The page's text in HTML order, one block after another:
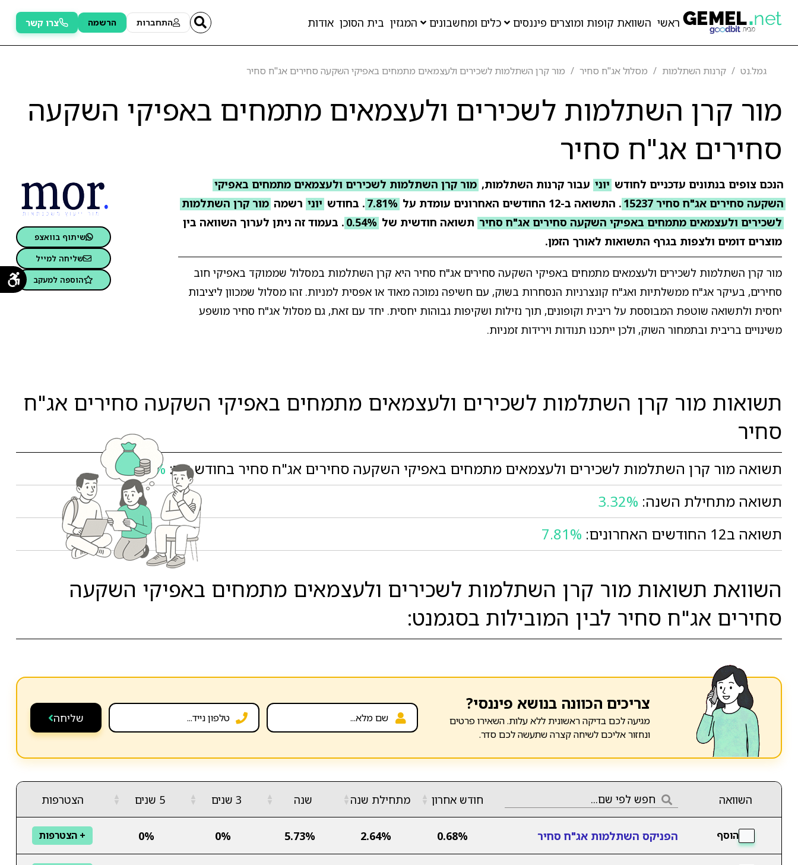
ראשי השוואת קופות ומוצרים פיננסים כלים ומחשבונים המגזין בית הסוכן אודות התחברות הרשמה צרו קשר
גמל.נט קרנות השתלמות מסלול אג"ח סחיר מור קרן השתלמות לשכירים ולעצמאים מתמחים באפיקי השקעה סחירים אג"ח סחיר
מור קרן השתלמות לשכירים ולעצמאים מתמחים באפיקי השקעה
סחירים אג"ח סחיר
הנכם צופים בנתונים עדכניים לחודש יוני עבור קרנות השתלמות, מור קרן השתלמות לשכירים ולעצמאים מתמחים באפיקי
השקעה סחירים אג"ח סחיר 15237
. התשואה ב-12 החודשים האחרונים עומדת על 7.81% . בחודש יוני רשמה מור קרן השתלמות
לשכירים ולעצמאים מתמחים באפיקי השקעה סחירים אג"ח סחיר תשואה חודשית של 0.54% . בעמוד זה ניתן לערוך השוואה בין
מוצרים דומים ולצפות בגרף התשואות לאורך הזמן.
מור קרן השתלמות לשכירים ולעצמאים מתמחים באפיקי השקעה סחירים אג"ח סחיר היא קרן השתלמות במסלול שממוקד באפיקי חוב
סחירים, בעיקר אג"ח ממשלתיות ואג"ח קונצרניות הנסחרות בשוק, עם חשיפה נמוכה מאוד או אפסית למניות. זהו מסלול שמכוון ליציבות
יחסית ולתשואה שוטפת המבוססת על ריבית וקופונים, תוך נזילות ושקיפות גבוהות יחסית. יחד עם זאת, גם מסלול אג"ח סחיר מושפע
משינויים בריבית ובתמחור השוק, ולכן ייתכנו תנודות וירידות זמניות.
שיתוף בוואצפ
שליחה למייל
הוספה למעקב
תשואות מור קרן השתלמות לשכירים ולעצמאים מתמחים באפיקי השקעה סחירים אג"ח
סחיר
תשואה מור קרן השתלמות לשכירים ולעצמאים מתמחים באפיקי השקעה סחירים אג"ח סחיר בחודש יוני: 0.54%
תשואה מתחילת השנה: 3.32%
תשואה ב12 החודשים האחרונים:
7.81%
השוואת תשואות מור קרן השתלמות לשכירים ולעצמאים מתמחים באפיקי השקעה
סחירים אג"ח סחיר לבין המובילות בסגמנט:
צריכים הכוונה בנושא פיננסי?
מגיעה לכם בדיקה ראשונית ללא עלות. השאירו פרטים
ונחזור אליכם לשיחה קצרה שתעשה לכם סדר.
שליחה
השוואה חודש אחרון ▲
▼ מתחילת שנה▲
▼ שנה ▲
▼ 3 שנים ▲
▼ 5 שנים ▲
▼ הצטרפות
הוסף הפניקס השתלמות אג"ח סחיר 0.68%
2.64%
5.73%
0%
0% + הצטרפות